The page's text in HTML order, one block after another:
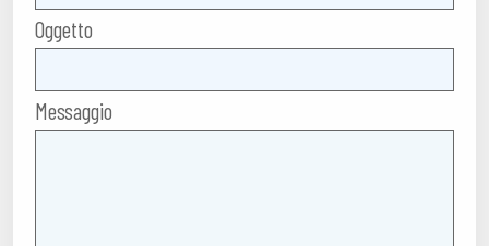
Oggetto
Messaggio